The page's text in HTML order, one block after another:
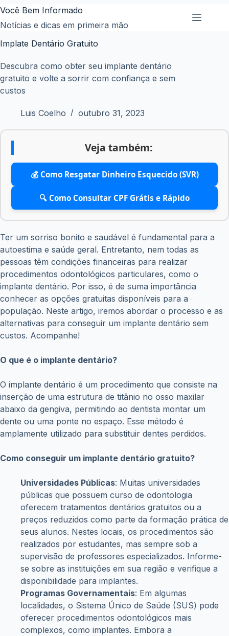
Pular
para
conteúdo
Você Bem Informado
Notícias e dicas em primeira mão
Implate Dentário Gratuito
Descubra como obter seu implante dentário
gratuito e volte a sorrir com confiança e sem
custos
Luis Coelho outubro 31, 2023
Veja também:
💰 Como Resgatar Dinheiro Esquecido (SVR)
🔍 Como Consultar CPF Grátis e Rápido
Ter um sorriso bonito e saudável é fundamental para a
autoestima e saúde geral. Entretanto, nem todas as
pessoas têm condições financeiras para realizar
procedimentos odontológicos particulares, como o
implante dentário. Por isso, é de suma importância
conhecer as opções gratuitas disponíveis para a
população. Neste artigo, iremos abordar o processo e as
alternativas para conseguir um implante dentário sem
custos. Acompanhe!
O que é o implante dentário?
O implante dentário é um procedimento que consiste na
inserção de uma estrutura de titânio no osso maxilar
abaixo da gengiva, permitindo ao dentista montar um
dente ou uma ponte no espaço. Esse método é
amplamente utilizado para substituir dentes perdidos.
Como conseguir um implante dentário gratuito?
Universidades Públicas: Muitas universidades
públicas que possuem curso de odontologia
oferecem tratamentos dentários gratuitos ou a
preços reduzidos como parte da formação prática de
seus alunos. Nestes locais, os procedimentos são
realizados por estudantes, mas sempre sob a
supervisão de professores especializados. Informe-
se sobre as instituições em sua região e verifique a
disponibilidade para implantes.
Programas Governamentais: Em algumas
localidades, o Sistema Único de Saúde (SUS) pode
oferecer procedimentos odontológicos mais
complexos, como implantes. Embora a